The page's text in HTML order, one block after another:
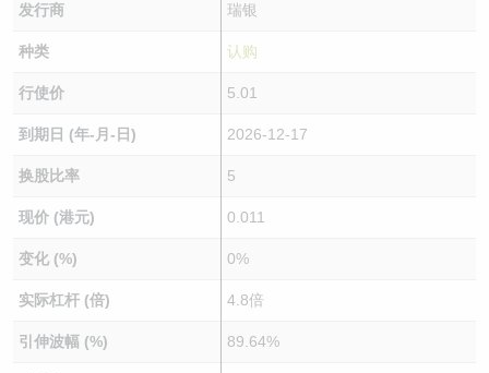
发行商 瑞银
种类 认购
行使价 5.01
到期日 (年-月-日) 2026-12-17
换股比率 5
现价 (港元) 0.011
变化 (%) 0%
实际杠杆 (倍) 4.8倍
引伸波幅 (%) 89.64%